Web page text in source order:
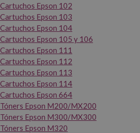
Cartuchos Epson 102
Cartuchos Epson 103
Cartuchos Epson 104
Cartuchos Epson 105 y 106
Cartuchos Epson 111
Cartuchos Epson 112
Cartuchos Epson 113
Cartuchos Epson 114
Cartuchos Epson 664
Tóners Epson M200/MX200
Tóners Epson M300/MX300
Tóners Epson M320